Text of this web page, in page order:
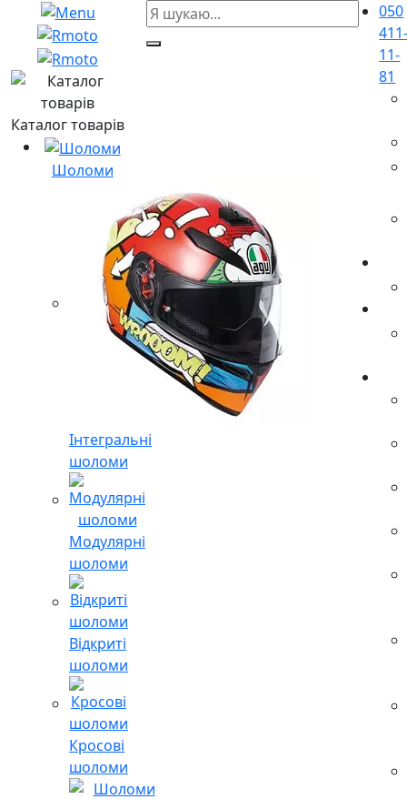
Каталог товарів
Шоломи
Інтегральні
шоломи
Модулярні
шоломи
Відкриті
шоломи
Кросові
шоломи
050
11-
81